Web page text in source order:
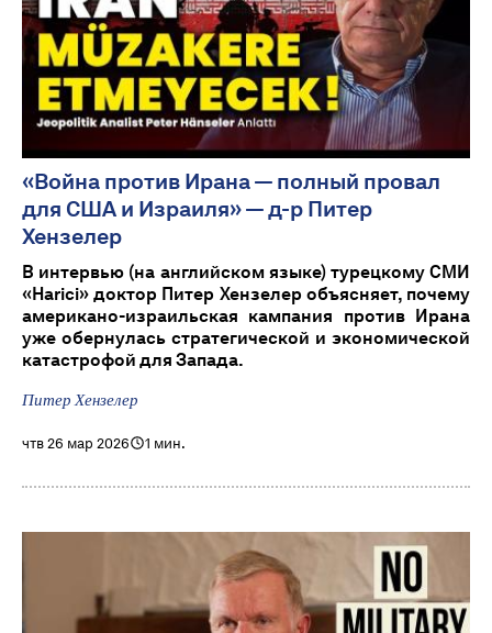
«Война против Ирана — полный провал
для США и Израиля» — д-р Питер
Хензелер
В интервью (на английском языке) турецкому СМИ
«Harici» доктор Питер Хензелер объясняет, почему
американо-израильская кампания против Ирана
уже обернулась стратегической и экономической
катастрофой для Запада.
Питер Хензелер
чтв 26 мар 2026 1 мин.